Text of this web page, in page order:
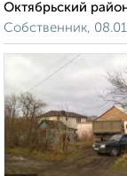
Октябрьский
Собственник,